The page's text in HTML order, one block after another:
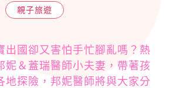
親子旅遊
出國卻又害怕手忙腳亂嗎？熱
妮＆蓋瑞醫師小夫妻，帶著孩
地探險，邦妮醫師將與大家分